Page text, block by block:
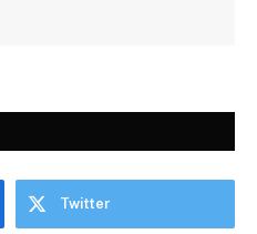
Twitter